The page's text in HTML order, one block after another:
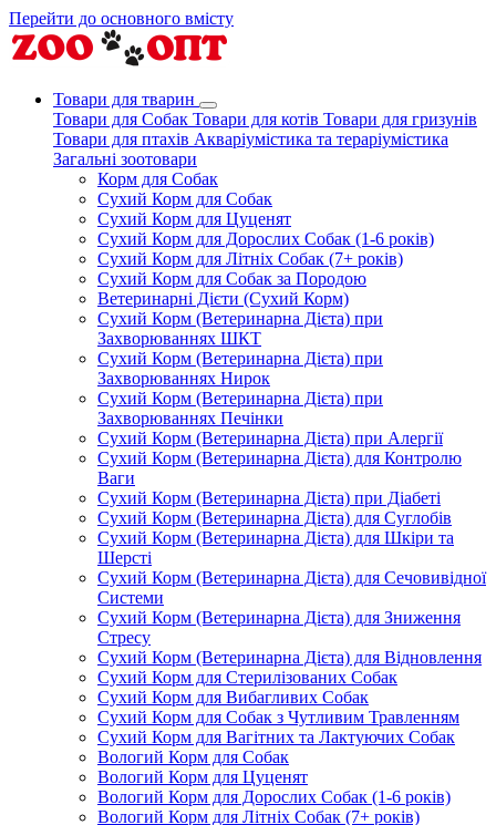
Перейти до основного вмісту
Товари для тварин
Товари для Собак Товари для котів Товари для гризунів
Товари для птахів Акваріумістика та тераріумістика
Загальні зоотовари
Корм для Собак
Сухий Корм для Собак
Сухий Корм для Цуценят
Сухий Корм для Дорослих Собак (1-6 років)
Сухий Корм для Літніх Собак (7+ років)
Сухий Корм для Собак за Породою
Ветеринарні Дієти (Сухий Корм)
Сухий Корм (Ветеринарна Дієта) при
Захворюваннях ШКТ
Сухий Корм (Ветеринарна Дієта) при
Захворюваннях Нирок
Сухий Корм (Ветеринарна Дієта) при
Захворюваннях Печінки
Сухий Корм (Ветеринарна Дієта) при Алергії
Сухий Корм (Ветеринарна Дієта) для Контролю
Ваги
Сухий Корм (Ветеринарна Дієта) при Діабеті
Сухий Корм (Ветеринарна Дієта) для Суглобів
Сухий Корм (Ветеринарна Дієта) для Шкіри та
Шерсті
Сухий Корм (Ветеринарна Дієта) для Сечовивідної
Системи
Сухий Корм (Ветеринарна Дієта) для Зниження
Стресу
Сухий Корм (Ветеринарна Дієта) для Відновлення
Сухий Корм для Стерилізованих Собак
Сухий Корм для Вибагливих Собак
Сухий Корм для Собак з Чутливим Травленням
Сухий Корм для Вагітних та Лактуючих Собак
Вологий Корм для Собак
Вологий Корм для Цуценят
Вологий Корм для Дорослих Собак (1-6 років)
Вологий Корм для Літніх Собак (7+ років)